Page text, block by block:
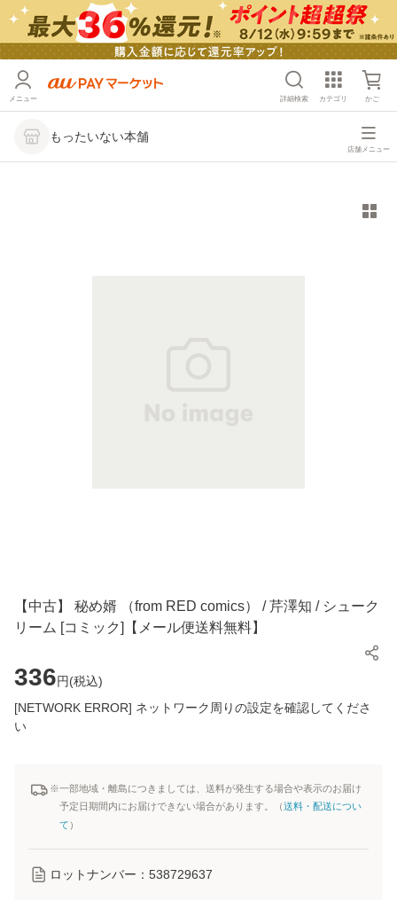
メニュー 詳細検索 カテゴリ かご
もったいない本舗
店舗メニュー
【中古】 秘め婿 （from RED comics） / 芹澤知 / シューク
リーム [コミック]【メール便送料無料】
336円(税込)
[NETWORK ERROR] ネットワーク周りの設定を確認してくださ
い
※一部地域・離島につきましては、送料が発生する場合や表示のお届け
予定日期間内にお届けできない場合があります。（送料・配送につい
て ）
ロットナンバー： 538729637